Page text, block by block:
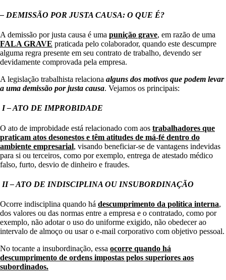
– DEMISSÃO POR JUSTA CAUSA: O QUE É?
A demissão por justa causa é uma punição grave, em razão de uma
FALA GRAVE praticada pelo colaborador, quando este descumpre
alguma regra presente em seu contrato de trabalho, devendo ser
devidamente comprovada pela empresa.
A legislação trabalhista relaciona alguns dos motivos que podem levar
a uma demissão por justa causa. Vejamos os principais:
I – ATO DE IMPROBIDADE
O ato de improbidade está relacionado com aos trabalhadores que
praticam atos desonestos e têm atitudes de má-fé dentro do
ambiente empresarial, visando beneficiar-se de vantagens indevidas
para si ou terceiros, como por exemplo, entrega de atestado médico
falso, furto, desvio de dinheiro e fraudes.
II – ATO DE INDISCIPLINA OU INSUBORDINAÇÃO
Ocorre indisciplina quando há descumprimento da política interna,
dos valores ou das normas entre a empresa e o contratado, como por
exemplo, não adotar o uso do uniforme exigido, não obedecer ao
intervalo de almoço ou usar o e-mail corporativo com objetivo pessoal.
No tocante a insubordinação, essa ocorre quando há
descumprimento de ordens impostas pelos superiores aos
subordinados.